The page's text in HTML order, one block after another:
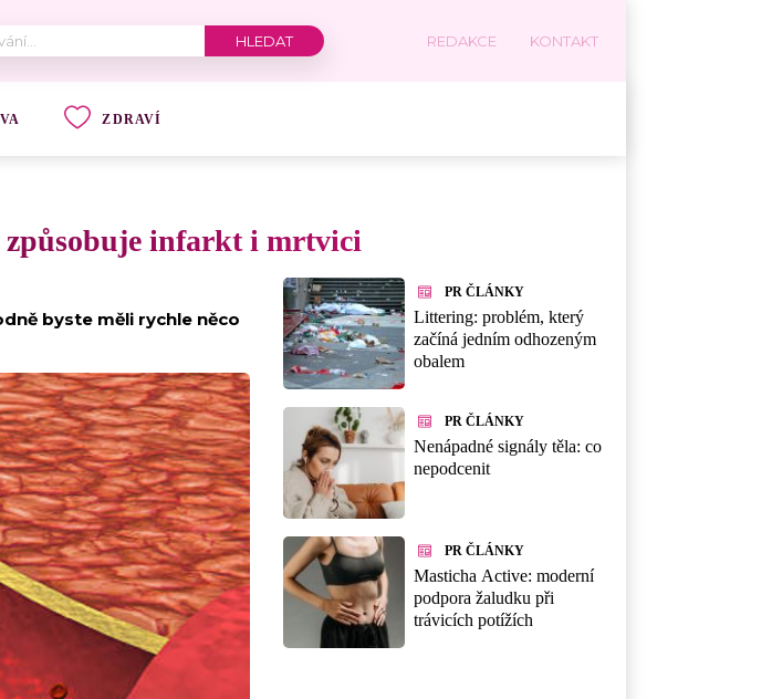
REDAKCE KONTAKT
ZDRAVÍ
způsobuje infarkt i mrtvici
byste měli rychle něco
PR ČLÁNKY
Littering: problém, který
začíná jedním odhozeným
obalem
PR ČLÁNKY
Nenápadné signály těla: co
nepodcenit
PR ČLÁNKY
Masticha Active: moderní
podpora žaludku při
trávicích potížích